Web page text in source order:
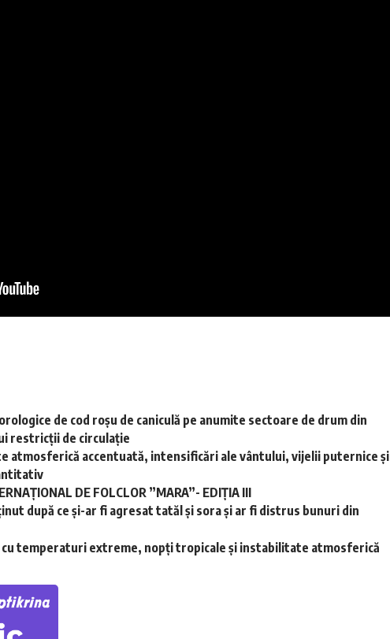
de cod roșu de caniculă pe anumite sectoare de drum din
restricții de circulație
atmosferică accentuată, intensificări ale vântului, vijelii puternice și
DE FOLCLOR ”MARA”- EDIȚIA III
după ce și-ar fi agresat tatăl și sora și ar fi distrus bunuri din
temperaturi extreme, nopţi tropicale şi instabilitate atmosferică